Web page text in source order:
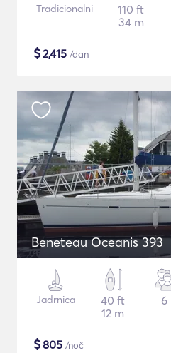
Tradicionalni
110 ft
34 m
$2,415 /dan
Beneteau Oceanis 393
Jadrnica
40 ft
12 m
6
$805 /noč